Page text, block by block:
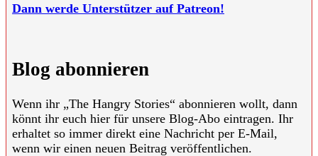
Dann werde Unterstützer auf Patreon!
Blog abonnieren
Wenn ihr „The Hangry Stories“ abonnieren wollt, dann
könnt ihr euch hier für unsere Blog-Abo eintragen. Ihr
erhaltet so immer direkt eine Nachricht per E-Mail,
wenn wir einen neuen Beitrag veröffentlichen.